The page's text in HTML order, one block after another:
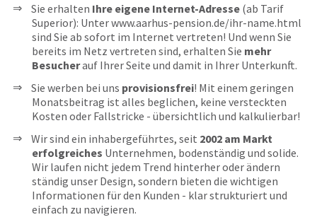
Sie erhalten Ihre eigene Internet-Adresse (ab Tarif
Superior): Unter www.aarhus-pension.de/ihr-name.html
sind Sie ab sofort im Internet vertreten! Und wenn Sie
bereits im Netz vertreten sind, erhalten Sie mehr
Besucherauf Ihrer Seite und damit in Ihrer Unterkunft.
Sie werben bei uns provisionsfrei! Mit einem geringen
Monatsbeitrag ist alles beglichen, keine versteckten
Kosten oder Fallstricke - übersichtlich und kalkulierbar!
Wir sind ein inhabergeführtes, seit 2002 am Markt
erfolgreiches Unternehmen, bodenständig und solide.
Wir laufen nicht jedem Trend hinterher oder ändern
ständig unser Design, sondern bieten die wichtigen
Informationen für den Kunden - klar strukturiert und
einfach zu navigieren.